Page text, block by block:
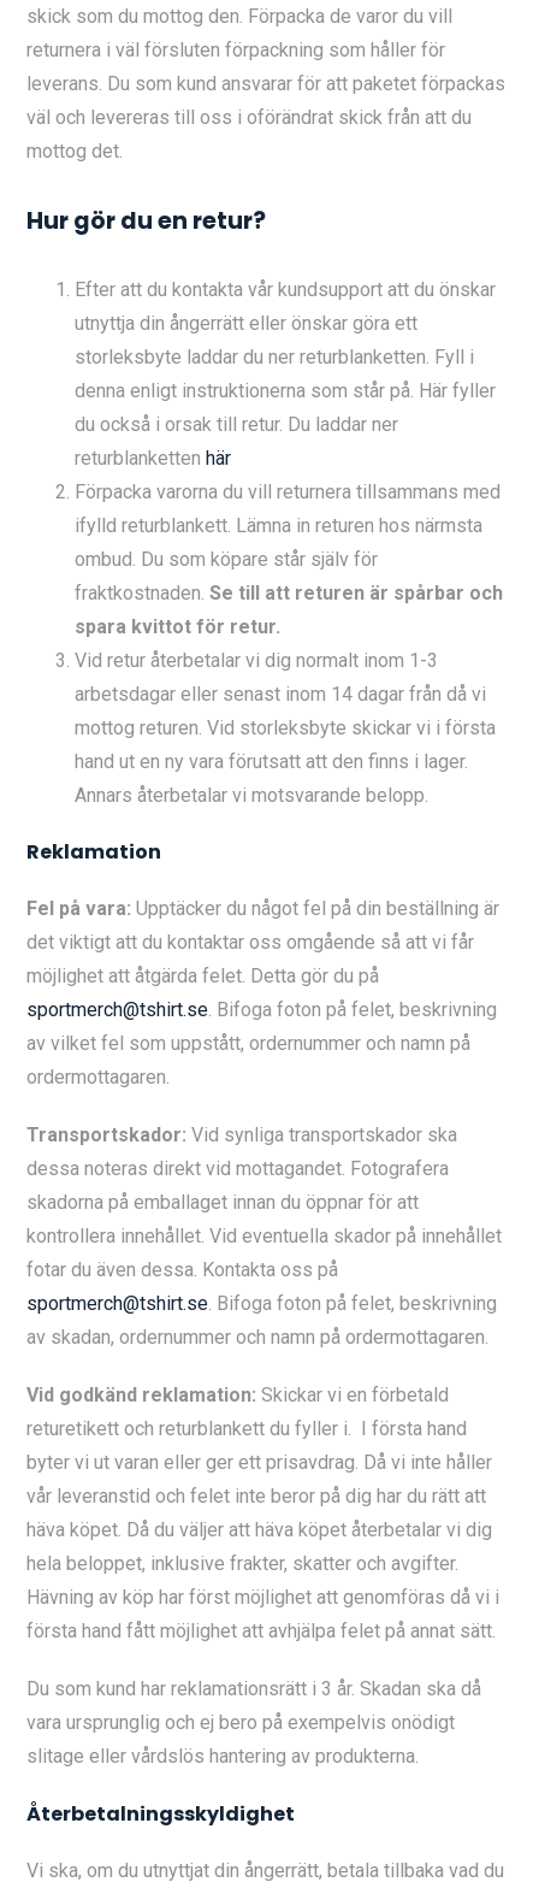
skick som du mottog den. Förpacka de varor du vill
returnera i väl försluten förpackning som håller för
leverans. Du som kund ansvarar för att paketet förpackas
väl och levereras till oss i oförändrat skick från att du
mottog det.
Hur gör du en retur?
Efter att du kontakta vår kundsupport att du önskar
utnyttja din ångerrätt eller önskar göra ett
storleksbyte laddar du ner returblanketten. Fyll i
denna enligt instruktionerna som står på. Här fyller
du också i orsak till retur. Du laddar ner
returblankettenhär
Förpacka varorna du vill returnera tillsammans med
ifylld returblankett. Lämna in returen hos närmsta
ombud. Du som köpare står själv för
fraktkostnaden.Se till att returen är spårbar och
spara kvittot för retur.
Vid retur återbetalar vi dig normalt inom 1-3
arbetsdagar eller senast inom 14 dagar från då vi
mottog returen. Vid storleksbyte skickar vi i första
hand ut en ny vara förutsatt att den finns i lager.
Annars återbetalar vi motsvarande belopp.
Reklamation
Fel på vara: Upptäcker du något fel på din beställning är
det viktigt att du kontaktar oss omgående så att vi får
möjlighet att åtgärda felet. Detta gör du på
sportmerch@tshirt.se. Bifoga foton på felet, beskrivning
av vilket fel som uppstått, ordernummer och namn på
ordermottagaren.
Transportskador: Vid synliga transportskador ska
dessa noteras direkt vid mottagandet. Fotografera
skadorna på emballaget innan du öppnar för att
kontrollera innehållet. Vid eventuella skador på innehållet
fotar du även dessa. Kontakta oss på
sportmerch@tshirt.se. Bifoga foton på felet, beskrivning
av skadan, ordernummer och namn på ordermottagaren.
Vid godkänd reklamation: Skickar vi en förbetald
returetikett och returblankett du fyller i. I första hand
byter vi ut varan eller ger ett prisavdrag. Då vi inte håller
vår leveranstid och felet inte beror på dig har du rätt att
häva köpet. Då du väljer att häva köpet återbetalar vi dig
hela beloppet, inklusive frakter, skatter och avgifter.
Hävning av köp har först möjlighet att genomföras då vi i
första hand fått möjlighet att avhjälpa felet på annat sätt.
Du som kund har reklamationsrätt i 3 år. Skadan ska då
vara ursprunglig och ej bero på exempelvis onödigt
slitage eller vårdslös hantering av produkterna.
Återbetalningsskyldighet
Vi ska, om du utnyttjat din ångerrätt, betala tillbaka vad du